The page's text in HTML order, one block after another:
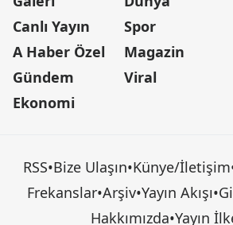
Canlı Yayın
A Haber Özel
Gündem
Ekonomi
Spor
Magazin
Viral
RSS•Bize Ulaşın•Künye/İletişim
Frekanslar•Arşiv•Yayın Akışı•
Hakkımızda•Yayın